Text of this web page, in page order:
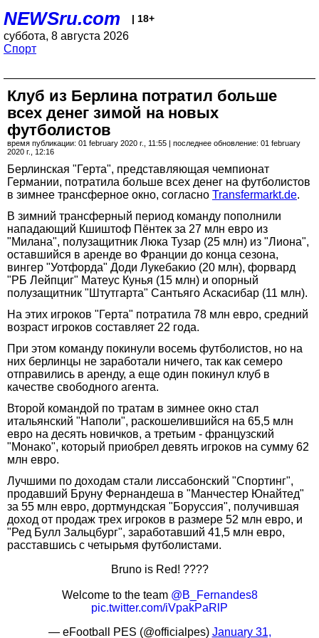
NEWSru.com | 18+
суббота, 8 августа 2026
Спорт
Клуб из Берлина потратил больше
всех денег зимой на новых
футболистов
время публикации: 01 february 2020 г., 11:55 | последнее обновление: 01 february
2020 г., 12:16
Берлинская "Герта", представляющая чемпионат
Германии, потратила больше всех денег на футболистов
в зимнее трансферное окно, согласно Transfermarkt.de.
В зимний трансферный период команду пополнили
нападающий Кшиштоф Пёнтек за 27 млн евро из
"Милана", полузащитник Люка Тузар (25 млн) из "Лиона",
оставшийся в аренде во Франции до конца сезона,
вингер "Уотфорда" Доди Лукебакио (20 млн), форвард
"РБ Лейпциг" Матеус Кунья (15 млн) и опорный
полузащитник "Штутгарта" Сантьяго Аскасибар (11 млн).
На этих игроков "Герта" потратила 78 млн евро, средний
возраст игроков составляет 22 года.
При этом команду покинули восемь футболистов, но на
них берлинцы не заработали ничего, так как семеро
отправились в аренду, а еще один покинул клуб в
качестве свободного агента.
Второй командой по тратам в зимнее окно стал
итальянский "Наполи", раскошелившийся на 65,5 млн
евро на десять новичков, а третьим - французский
"Монако", который приобрел девять игроков на сумму 62
млн евро.
Лучшими по доходам стали лиссабонский "Спортинг",
продавший Бруну Фернандеша в "Манчестер Юнайтед"
за 55 млн евро, дортмундская "Боруссия", получившая
доход от продаж трех игроков в размере 52 млн евро, и
"Ред Булл Зальцбург", заработавший 41,5 млн евро,
расставшись с четырьмя футболистами.
Bruno is Red! ????
Welcome to the team @B_Fernandes8
pic.twitter.com/iVpakPaRlP
— eFootball PES (@officialpes) January 31,